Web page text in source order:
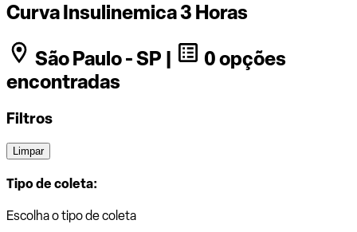
Curva Insulinemica 3 Horas
São Paulo - SP |
0 opções
encontradas
Filtros
Limpar
Tipo de coleta:
Escolha o tipo de coleta